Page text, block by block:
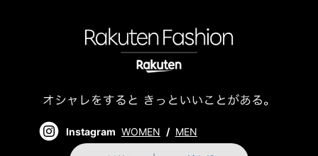
Instagram WOMEN / MEN